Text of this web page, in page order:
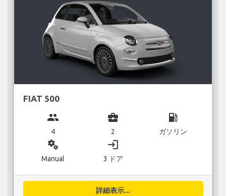
FIAT 500
group
4
business_center
2
local_gas_station
ガソリン
miscellaneous_services
Manual
login
3 ドア
詳細表示...